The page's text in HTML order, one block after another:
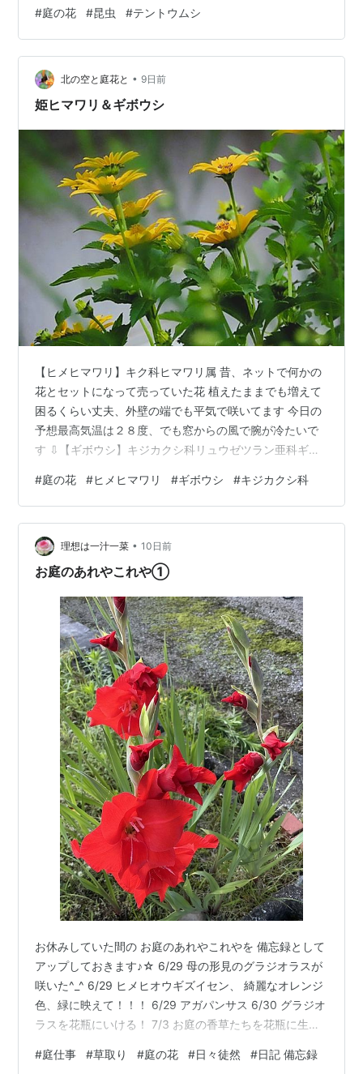
参加中野生動物・自然観察
#庭の花 #昆虫 #テントウムシ
北の空と庭花と • 9日前
姫ヒマワリ＆ギボウシ
【ヒメヒマワリ】キク科ヒマワリ属 昔、ネットで何かの
花とセットになって売っていた花 植えたままでも増えて
困るくらい丈夫、外壁の端でも平気で咲いてます 今日の
予想最高気温は２８度、でも窓からの風で腕が冷たいで
す ⇩【ギボウシ】キジカクシ科リュウゼツラン亜科ギボ
てます 葉が好きで植えてますから、花は直ぐ切り取りま
す ランキング参加中みんなの花図鑑 ランキング参加中高
山植物、山野草、草花が好き ランキング参加中花のある
風景 ランキング参加中野生動物・自然観察
#庭の花 #ヒメヒマワリ #ギボウシ #キジカクシ科
理想は一汁一菜 • 10日前
お庭のあれやこれや①
お休みしていた間の お庭のあれやこれやを 備忘録として
アップしておきます♪☆ 6/29 母の形見のグラジオラスが
咲いた^_^ 6/29 ヒメヒオウギズイセン、 綺麗なオレンジ
色、緑に映えて！！！ 6/29 アガパンサス 6/30 グラジオ
ラスを花瓶にいける！ 7/3 お庭の香草たちを花瓶に生け
パセリの花 7/4 ミセスユミ 7/4 ヤブランの花 7/4 オニユ
#庭仕事 #草取り #庭の花 #日々徒然 #日記 備忘録